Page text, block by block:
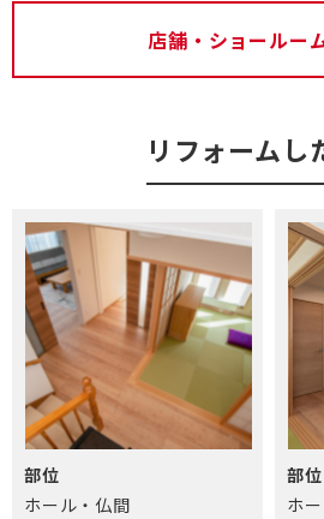
店舗・ショールー
リフォームし
部位
ホール・仏間
部位
ホ